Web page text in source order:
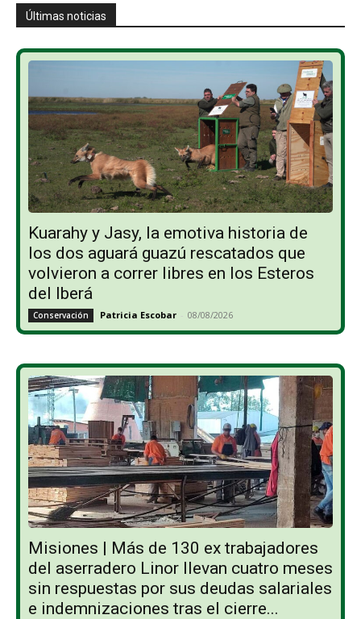
Últimas noticias
Kuarahy y Jasy, la emotiva historia de
los dos aguará guazú rescatados que
volvieron a correr libres en los Esteros
del Iberá
Conservación Patricia Escobar - 08/08/2026
Misiones | Más de 130 ex trabajadores
del aserradero Linor llevan cuatro meses
sin respuestas por sus deudas salariales
e indemnizaciones tras el cierre...